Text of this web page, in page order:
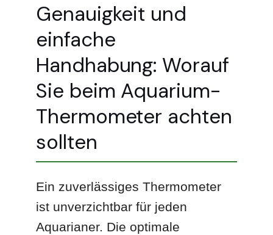
Genauigkeit und
einfache
Handhabung: Worauf
Sie beim Aquarium-
Thermometer achten
sollten
Ein zuverlässiges Thermometer
ist unverzichtbar für jeden
Aquarianer. Die optimale